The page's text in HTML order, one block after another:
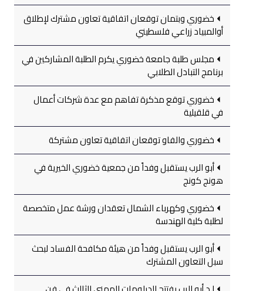
خضوري وبتمان توقعان اتفاقية تعاون مشترك لإطلاق
أوالمبياد زراعي فلسطيني
مجلس طلبة جامعة خضوري يكرم الطلبة المشاركين في
برنامج التبادل الطلابي
خضوري توقع مذكرة تفاهم مع عدة شركات أعمال
في قلقيلية
خضوري والفاو توقعان اتفاقية تعاون مشتركة
أبو الرب يستقبل وفداً من جمعية خضوري الخيرية في
هونج كونج
خضوري وكهرباء الشمال تعقدان ورشة عمل متخصصة
لطلبة كلية الهندسة
أبو الرب يستقبل وفداً من هيئة مكافحة الفساد لبحث
سبل التعاون المشترك